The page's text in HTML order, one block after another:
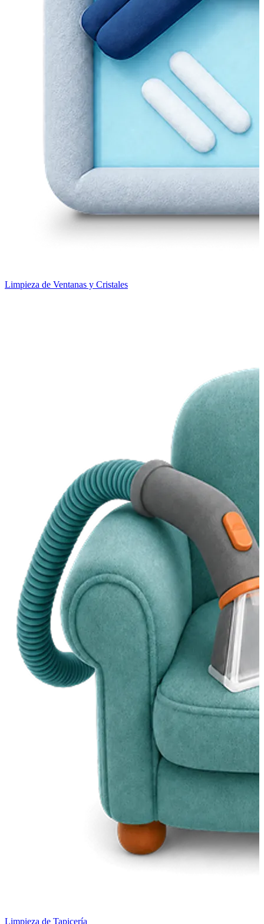
Limpieza de Ventanas y Cristales
Limpieza de Tapicería